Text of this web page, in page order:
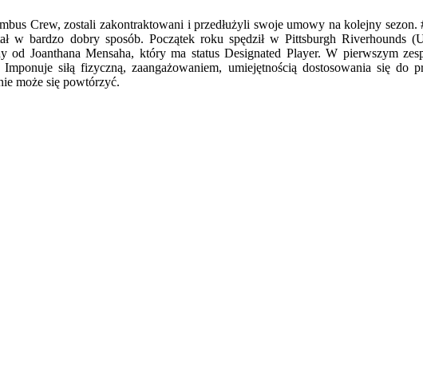
Crew, zostali zakontraktowani i przedłużyli swoje umowy na kolejny sezon.
bardzo dobry sposób. Początek roku spędził w Pittsburgh Riverhounds
Joanthana Mensaha, który ma status Designated Player. W pierwszym
siłą fizyczną, zaangażowaniem, umiejętnością dostosowania się do
może się powtórzyć.